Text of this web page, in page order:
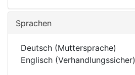
Sprachen
Deutsch (Muttersprache)
Englisch (Verhandlungssicher)